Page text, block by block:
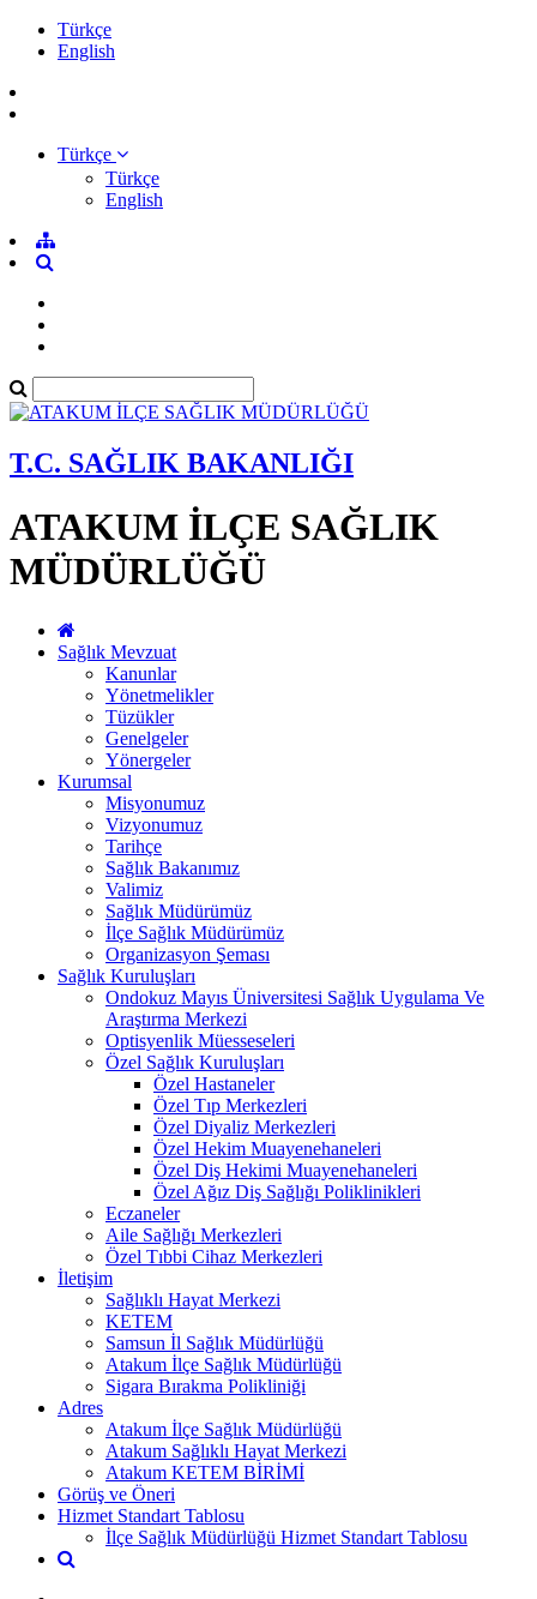
Türkçe
English
Türkçe
Türkçe
English
T.C. SAĞLIK BAKANLIĞI
ATAKUM İLÇE SAĞLIK
MÜDÜRLÜĞÜ
Sağlık Mevzuat
Kanunlar
Yönetmelikler
Tüzükler
Genelgeler
Yönergeler
Kurumsal
Misyonumuz
Vizyonumuz
Tarihçe
Sağlık Bakanımız
Valimiz
Sağlık Müdürümüz
İlçe Sağlık Müdürümüz
Organizasyon Şeması
Sağlık Kuruluşları
Ondokuz Mayıs Üniversitesi Sağlık Uygulama Ve
Araştırma Merkezi
Optisyenlik Müesseseleri
Özel Sağlık Kuruluşları
Özel Hastaneler
Özel Tıp Merkezleri
Özel Diyaliz Merkezleri
Özel Hekim Muayenehaneleri
Özel Diş Hekimi Muayenehaneleri
Özel Ağız Diş Sağlığı Poliklinikleri
Eczaneler
Aile Sağlığı Merkezleri
Özel Tıbbi Cihaz Merkezleri
İletişim
Sağlıklı Hayat Merkezi
KETEM
Samsun İl Sağlık Müdürlüğü
Atakum İlçe Sağlık Müdürlüğü
Sigara Bırakma Polikliniği
Adres
Atakum İlçe Sağlık Müdürlüğü
Atakum Sağlıklı Hayat Merkezi
Atakum KETEM BİRİMİ
Görüş ve Öneri
Hizmet Standart Tablosu
İlçe Sağlık Müdürlüğü Hizmet Standart Tablosu